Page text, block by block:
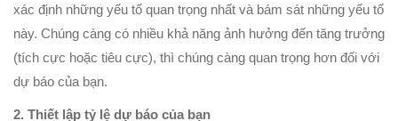
xác định những yếu tố quan trọng nhất và bám sát những yếu tố
này. Chúng càng có nhiều khả năng ảnh hưởng đến tăng trưởng
(tích cực hoặc tiêu cực), thì chúng càng quan trọng hơn đối với
dự báo của bạn.
2. Thiết lập tỷ lệ dự báo của bạn